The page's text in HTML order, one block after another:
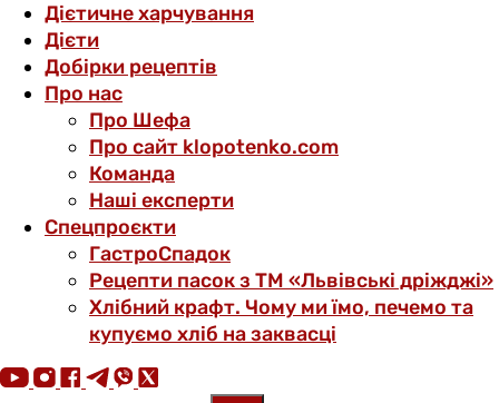
Дієтичне харчування
Дієти
Добірки рецептів
Про нас
Про Шефа
Про сайт klopotenko.com
Команда
Наші експерти
Спецпроєкти
ГастроСпадок
Рецепти пасок з ТМ «Львівські дріжджі»
Хлібний крафт. Чому ми їмо, печемо та
купуємо хліб на заквасці